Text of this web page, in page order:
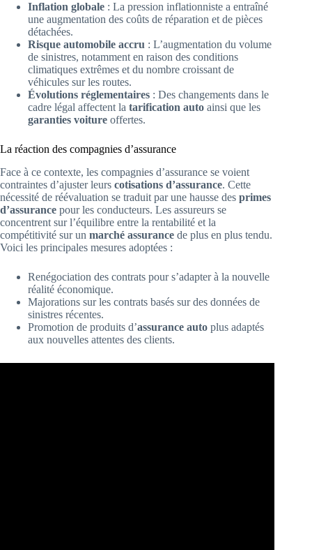
Inflation globale : La pression inflationniste a entraîné
une augmentation des coûts de réparation et de pièces
détachées.
Risque automobile accru : L’augmentation du volume
de sinistres, notamment en raison des conditions
climatiques extrêmes et du nombre croissant de
véhicules sur les routes.
Évolutions réglementaires : Des changements dans le
cadre légal affectent la tarification auto ainsi que les
garanties voiture offertes.
La réaction des compagnies d’assurance
Face à ce contexte, les compagnies d’assurance se voient
contraintes d’ajuster leurs cotisations d’assurance. Cette
nécessité de réévaluation se traduit par une hausse des primes
d’assurance pour les conducteurs. Les assureurs se
concentrent sur l’équilibre entre la rentabilité et la
compétitivité sur un marché assurance de plus en plus tendu.
Voici les principales mesures adoptées :
Renégociation des contrats pour s’adapter à la nouvelle
réalité économique.
Majorations sur les contrats basés sur des données de
sinistres récentes.
Promotion de produits d’assurance auto plus adaptés
aux nouvelles attentes des clients.